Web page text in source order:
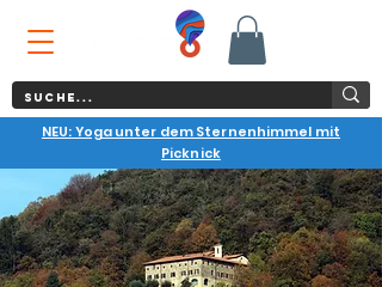
NEU: Yoga unter dem Sternenhimmel mit
Picknick